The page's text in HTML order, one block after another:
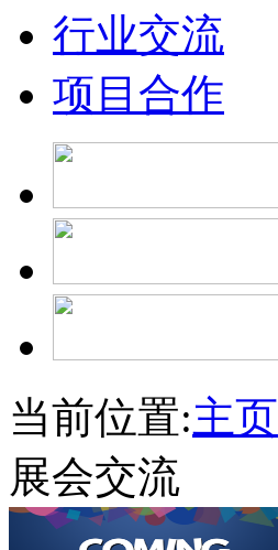
行业交流
项目合作
当前位置:主页
展会交流